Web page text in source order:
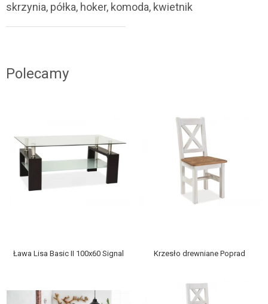
skrzynia, półka, hoker, komoda, kwietnik
Polecamy
Ława Lisa Basic II 100x60 Signal Krzesło drewniane Poprad